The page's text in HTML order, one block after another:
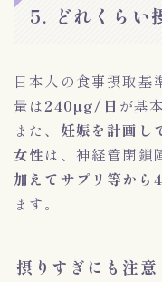
5. どれくらい
日本人の食事摂取基
量は240µg/日 が基
また、 妊娠を計画し
女性は、神経管閉鎖
加えてサプリ等か
ます。
摂りすぎにも注意